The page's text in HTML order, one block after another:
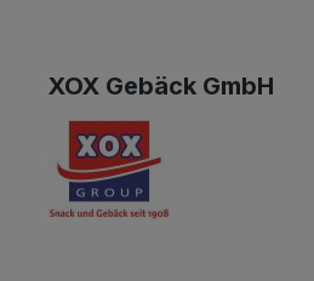
XOX Gebäck GmbH